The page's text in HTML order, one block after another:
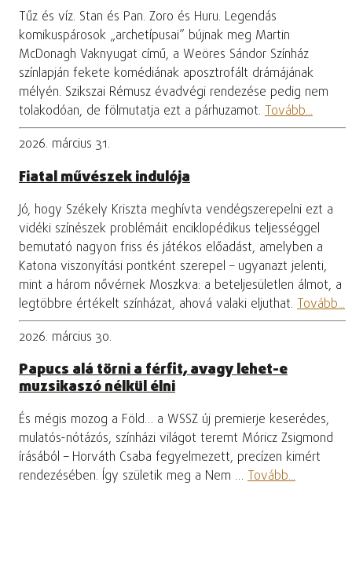
Tűz és víz. Stan és Pan. Zoro és Huru. Legendás
komikuspárosok „archetípusai” bújnak meg Martin
McDonagh Vaknyugat című, a Weöres Sándor Színház
színlapján fekete komédiának aposztrofált drámájának
mélyén. Szikszai Rémusz évadvégi rendezése pedig nem
tolakodóan, de fölmutatja ezt a párhuzamot. Tovább...
2026. március 31.
Fiatal művészek indulója
Jó, hogy Székely Kriszta meghívta vendégszerepelni ezt a
vidéki színészek problémáit enciklopédikus teljességgel
bemutató nagyon friss és játékos előadást, amelyben a
Katona viszonyítási pontként szerepel – ugyanazt jelenti,
mint a három nővérnek Moszkva: a beteljesületlen álmot, a
legtöbbre értékelt színházat, ahová valaki eljuthat. Tovább...
2026. március 30.
Papucs alá törni a férfit, avagy lehet-e
muzsikaszó nélkül élni
És mégis mozog a Föld… a WSSZ új premierje keserédes,
mulatós-nótázós, színházi világot teremt Móricz Zsigmond
írásából – Horváth Csaba fegyelmezett, precízen kimért
rendezésében. Így születik meg a Nem … Tovább...